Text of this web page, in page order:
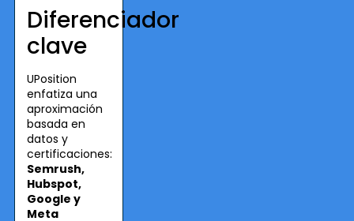
Diferenciador
clave
UPosition
enfatiza una
aproximación
basada en
datos y
certificaciones:
Semrush,
Hubspot,
Google y
Meta